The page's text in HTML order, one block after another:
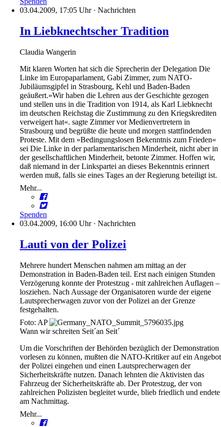
03.04.2009, 17:05 Uhr· Nachrichten
In Liebknechtscher Tradition
Claudia Wangerin
Mit klaren Worten hat sich die Sprecherin der Delegation Die
Linke im Europaparlament, Gabi Zimmer, zum NATO-
Jubiläumsgipfel in Strasbourg, Kehl und Baden-Baden
geäußert.»Wir haben die Lehren aus der Geschichte gezogen
und stellen uns in die Tradition von 1914, als Karl Liebknecht
im deutschen Reichstag die Zustimmung zu den Kriegskrediten
verweigert hat«. sagte Zimmer vor Medienvertretern in
Strasbourg und begrüßte die heute und morgen stattfindenden
Proteste. Mit dem »Bedingungslosen Bekenntnis zum Frieden«
sei Die Linke in der parlamentarischen Minderheit, nicht aber in
der gesellschaftlichen Minderheit, betonte Zimmer. Hoffen wir,
daß niemand in der Linkspartei an dieses Bekenntnis erinnert
werden muß, falls sie eines Tages an der Regierung beteiligt ist.
Mehr...
Spenden
03.04.2009, 16:00 Uhr· Nachrichten
Lauti von der Polizei
Mehrere hundert Menschen nahmen am mittag an der
Demonstration in Baden-Baden teil. Erst nach einigen Stunden
Verzögerung konnte der Protestzug - mit zahlreichen Auflagen –
losziehen. Nach Aussage der Organisatoren wurde der eigene
Lautsprecherwagen zuvor von der Polizei an der Grenze
festgehalten.
Foto: AP
Wann wir schreiten Seit´an Seit´
Um die Vorschriften der Behörden bezüglich der Demonstration
vorlesen zu können, mußten die NATO-Kritiker auf ein Angebot
der Polizei eingehen und einen Lautsprecherwagen der
Sicherheitskräfte nutzen. Danach lehnten die Aktivisten das
Fahrzeug der Sicherheitskräfte ab. Der Protestzug, der von
zahlreichen Polizisten begleitet wurde, blieb friedlich und endete
am Nachmittag.
Mehr...